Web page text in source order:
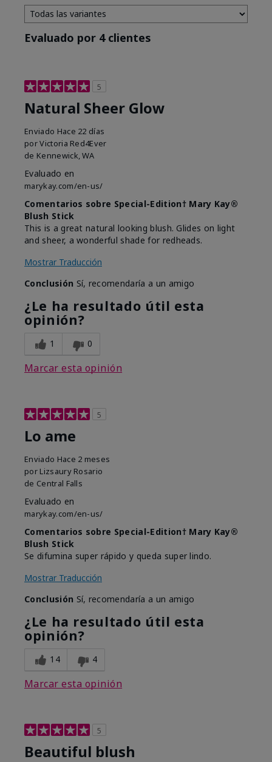
Evaluado por 4 clientes
5
Natural Sheer Glow
Enviado Hace 22 días
porVictoria Red4Ever
de Kennewick, WA
Evaluado en
marykay.com/en-us/
Comentarios sobre Special-Edition† Mary Kay®
Blush Stick
This is a great natural looking blush. Glides on light
and sheer, a wonderful shade for redheads.
Mostrar Traducción
Conclusión Sí, recomendaría a un amigo
¿Le ha resultado útil esta
opinión?
1 0
Marcar esta opinión
5
Lo ame
Enviado Hace 2 meses
por Lizsaury Rosario
de Central Falls
Evaluado en
marykay.com/en-us/
Comentarios sobre Special-Edition† Mary Kay®
Blush Stick
Se difumina super rápido y queda super lindo.
Mostrar Traducción
Conclusión Sí, recomendaría a un amigo
¿Le ha resultado útil esta
opinión?
14 4
Marcar esta opinión
5
Beautiful blush